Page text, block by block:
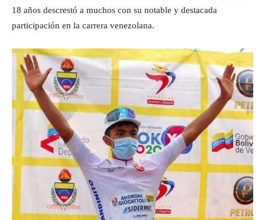
18 años descrestó a muchos con su notable y destacada
participación en la carrera venezolana.